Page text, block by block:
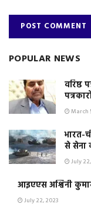
POPULAR NEWS
वरिष्ठ
March
भारत-
से सेना
July
आइएएस अश्विनी
July 22, 2023